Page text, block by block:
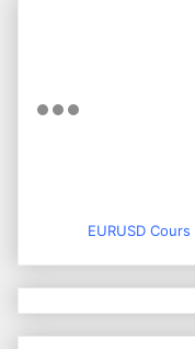
EURUSD Cours